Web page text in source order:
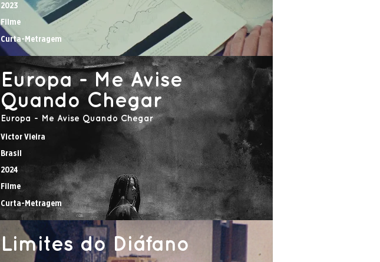
Curta-Metragem
2023
Filme
Europa - Me Avise
Quando Chegar
Curta-Metragem
Europa - Me Avise Quando Chegar
Victor Vieira
Brasil
2024
Filme
Limites do Diáfano